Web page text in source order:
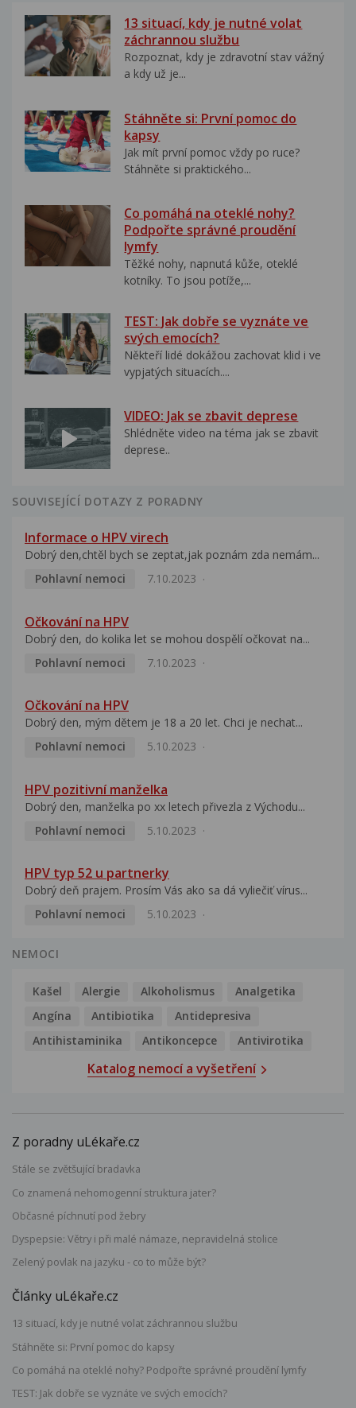
13 situací, kdy je nutné volat
záchrannou službu
Rozpoznat, kdy je zdravotní stav vážný
a kdy už je...
Stáhněte si: První pomoc do
kapsy
Jak mít první pomoc vždy po ruce?
Stáhněte si praktického...
Co pomáhá na oteklé nohy?
Podpořte správné proudění
lymfy
Těžké nohy, napnutá kůže, oteklé
kotníky. To jsou potíže,...
TEST: Jak dobře se vyznáte ve
svých emocích?
Někteří lidé dokážou zachovat klid i ve
vypjatých situacích....
VIDEO: Jak se zbavit deprese
Shlédněte video na téma jak se zbavit
deprese..
SOUVISEJÍCÍ DOTAZY Z PORADNY
Informace o HPV virech
Dobrý den,chtěl bych se zeptat,jak poznám zda nemám...
Pohlavní nemoci
7.10.2023
Očkování na HPV
Dobrý den, do kolika let se mohou dospělí očkovat na...
Pohlavní nemoci
7.10.2023
Očkování na HPV
Dobrý den, mým dětem je 18 a 20 let. Chci je nechat...
Pohlavní nemoci
5.10.2023
HPV pozitivní manželka
Dobrý den, manželka po xx letech přivezla z Východu...
Pohlavní nemoci
5.10.2023
HPV typ 52 u partnerky
Dobrý deň prajem. Prosím Vás ako sa dá vyliečiť vírus...
Pohlavní nemoci
5.10.2023
NEMOCI
Kašel Alergie Alkoholismus
Analgetika
Angína
Antibiotika
Antidepresiva
Antihistaminika
Antikoncepce Antivirotika
Katalog nemocí a vyšetření
Z poradny uLékaře.cz
Stále se zvětšující bradavka
Co znamená nehomogenní struktura jater?
Občasné píchnutí pod žebry
Dyspepsie: Větry i při malé námaze, nepravidelná stolice
Zelený povlak na jazyku - co to může být?
Články uLékaře.cz
13 situací, kdy je nutné volat záchrannou službu
Stáhněte si: První pomoc do kapsy
Co pomáhá na oteklé nohy? Podpořte správné proudění lymfy
TEST: Jak dobře se vyznáte ve svých emocích?